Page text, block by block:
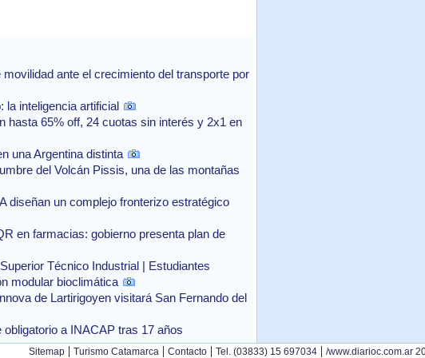
ante el crecimiento del transporte por
la inteligencia artificial
hasta 65% off, 24 cuotas sin interés y 2x1 en
una Argentina distinta
del Volcán Pissis, una de las montañas
diseñan un complejo fronterizo estratégico
en farmacias: gobierno presenta plan de
Técnico Industrial | Estudiantes
modular bioclimática
de Lartirigoyen visitará San Fernando del
a INACAP tras 17 años
Sitemap | Turismo Catamarca | Contacto | Tel. (03833) 15 697034 | /www.diarioc.com.ar